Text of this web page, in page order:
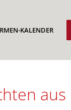
KALENDER